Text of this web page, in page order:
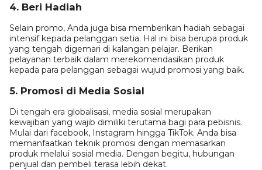
4. Beri Hadiah
Selain promo, Anda juga bisa memberikan hadiah sebagai
intensif kepada pelanggan setia. Hal ini bisa berupa produk
yang tengah digemari di kalangan pelajar. Berikan
pelayanan terbaik dalam merekomendasikan produk
kepada para pelanggan sebagai wujud promosi yang baik.
5. Promosi di Media Sosial
Di tengah era globalisasi, media sosial merupakan
kewajiban yang wajib dimiliki terutama bagi para pebisnis.
Mulai dari facebook, Instagram hingga TikTok. Anda bisa
memanfaatkan teknik promosi dengan memasarkan
produk melalui sosial media. Dengan begitu, hubungan
penjual dan pembeli terasa lebih dekat.